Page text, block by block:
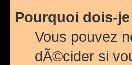
Pourquoi dois-
Vous pouvez
dÃ©cider si